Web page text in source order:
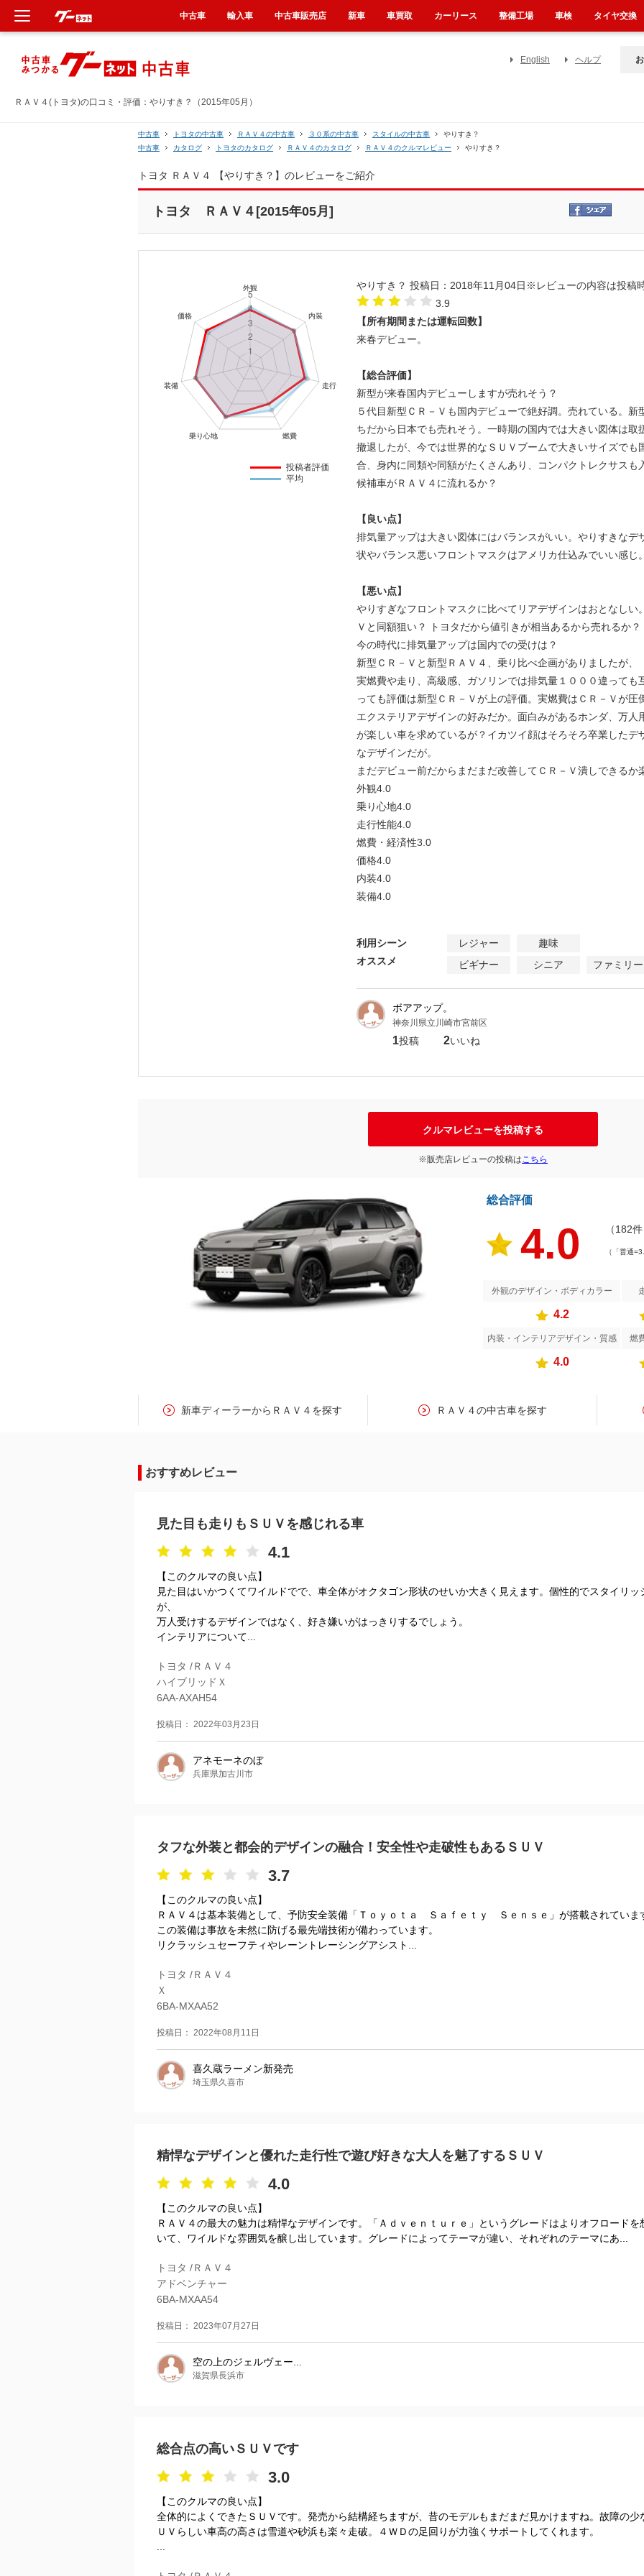
ＲＡＶ４(トヨタ)の口コミ・評価：やりすき？（2015年05月）
English ヘルプ
中古車 トヨタの中古車 ＲＡＶ４の中古車 ３０系の中古車 スタイルの中古車
やりすき？
中古車
カタログ トヨタのカタログ ＲＡＶ４のカタログ ＲＡＶ４のクルマレビュー やりすき？
トヨタ ＲＡＶ４ 【やりすき？】のレビューをご紹介
トヨタ ＲＡＶ４[2015年05月]
投稿者評価
平均
やりすき？ 投稿日：2018年11月04日 ※レビューの内容は投稿
3.9
【所有期間または運転回数】
来春デビュー。
【総合評価】
新型が来春国内デビューしますが売れそう？
５代目新型ＣＲ－Ｖも国内デビューで絶好調。売れている。
ちだから日本でも売れそう。一時期の国内では大きい図体は
撤退したが、今では世界的なＳＵＶブームで大きいサイズでも
合、身内に同類や同額がたくさんあり、コンパクトレクサスも
候補車がＲＡＶ４に流れるか？
【良い点】
排気量アップは大きい図体にはバランスがいい。やりすきなデ
状やバランス悪いフロントマスクはアメリカ仕込みでいい感じ
【悪い点】
やりすぎなフロントマスクに比べてリアデザインはおとなし
Ｖと同額狙い？ トヨタだから値引きが相当あるから売れるか？
今の時代に排気量アップは国内での受けは？
新型ＣＲ－Ｖと新型ＲＡＶ４、乗り比べ企画がありましたが、
実燃費や走り、高級感、ガソリンでは排気量１０００違って
っても評価は新型ＣＲ－Ｖが上の評価。実燃費はＣＲ－Ｖが
エクステリアデザインの好みだか。面白みがあるホンダ、万
が楽しい車を求めているが？イカツイ顔はそろそろ卒業した
なデザインだが。
まだデビュー前だからまだまだ改善してＣＲ－Ｖ潰しできるか
外観4.0
乗り心地4.0
走行性能4.0
燃費・経済性3.0
価格4.0
内装4.0
装備4.0
利用シーン レジャー
趣味
オススメ
ビギナー シニア ファミリー
ボアアップ。
神奈川県立川崎市宮前区
1投稿 2いいね
クルマレビューを投稿する
※販売店レビューの投稿はこちら
総合評価
4.0 （182
（「普通
外観のデザイン・ボディカラー
4.2
内装・インテリアデザイン・質感 燃
4.0
新車ディーラーからＲＡＶ４を探す ＲＡＶ４の中古車を探す
おすすめレビュー
見た目も走りもＳＵＶを感じれる車
4.1
【このクルマの良い点】
見た目はいかつくてワイルドでで、車全体がオクタゴン形状のせいか大きく見えます。個性的でスタイリ
が、
万人受けするデザインではなく、好き嫌いがはっきりするでしょう。
インテリアについて...
トヨタ /ＲＡＶ４
ハイブリッドＸ
6AA-AXAH54
投稿日： 2022年03月23日
アネモーネのぼ
兵庫県加古川市
タフな外装と都会的デザインの融合！安全性や走破性もあるＳＵＶ
3.7
【このクルマの良い点】
ＲＡＶ４は基本装備として、予防安全装備「Ｔｏｙｏｔａ Ｓａｆｅｔｙ Ｓｅｎｓｅ」が搭載されていま
この装備は事故を未然に防げる最先端技術が備わっています。
リクラッシュセーフティやレーントレーシングアシスト...
トヨタ /ＲＡＶ４
Ｘ
6BA-MXAA52
投稿日： 2022年08月11日
喜久蔵ラーメン新発売
埼玉県久喜市
精悍なデザインと優れた走行性で遊び好きな大人を魅了するＳＵＶ
4.0
【このクルマの良い点】
ＲＡＶ４の最大の魅力は精悍なデザインです。「Ａｄｖｅｎｔｕｒｅ」というグレードはよりオフロード
いて、ワイルドな雰囲気を醸し出しています。グレードによってテーマが違い、それぞれのテーマにあ...
トヨタ /ＲＡＶ４
アドベンチャー
6BA-MXAA54
投稿日： 2023年07月27日
空の上のジェルヴェー...
滋賀県長浜市
総合点の高いＳＵＶです
3.0
【このクルマの良い点】
全体的によくできたＳＵＶです。発売から結構経ちますが、昔のモデルもまだまだ見かけますね。故障の
ＵＶらしい車高の高さは雪道や砂浜も楽々走破。４ＷＤの足回りが力強くサポートしてくれます。
中古車 輸入車 中古車販売店 新車 車買取 カーリース 整備工場 車検 タイヤ交換
新車
中古車